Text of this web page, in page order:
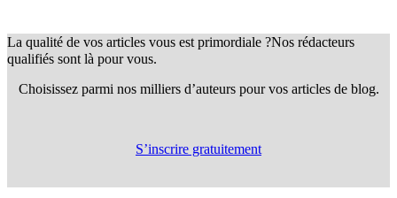
La qualité de vos articles vous est primordiale ?Nos rédacteurs
qualifiés sont là pour vous.
Choisissez parmi nos milliers d’auteurs pour vos articles de blog.
S’inscrire gratuitement